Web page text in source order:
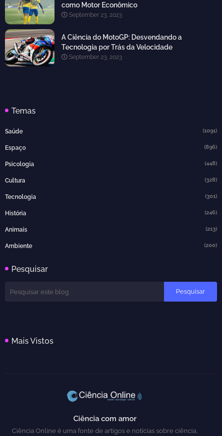
como Motor Econômico
September 23, 2023
A Ciência do MotoGP: Desvendando a
Tecnologia por Trás da Velocidade
September 23, 2023
Temas
Saúde (1091)
Espaço (896)
Psicologia (448)
Cultura (328)
Tecnologia (301)
História (246)
Animais (213)
Ambiente (200)
Pesquisar
Mais Vistos
Ciência com amor
Ciência Online é uma fonte de artigos e notícias sobre ciência,